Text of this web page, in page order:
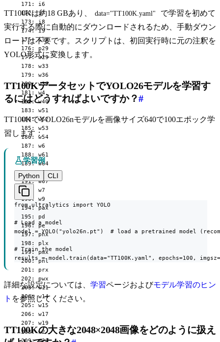
  171: i6
  172: i7
  173: i8
  174: i9
  175: ilx
  176: p29
  177: w29
  178: w33
  179: w36
  180: w39
  181: w4
  182: w40
  183: w51
  184: w52
  185: w53
  186: w54
  187: w6
  188: w61
  189: w64
  190: w65
  191: w67
  192: w7
  193: w9
  194: pax
  195: pd
  196: pe
  197: phx
  198: plx
  199: pmx
  200: pnl
  201: prx
  202: pwx
  203: w11
  204: w14
  205: w15
  206: w17
  207: w19
  208: w2
  209: w23
TT100Kは約18 GBあり、 data="TT100K.yaml"
で学習を初めて
実行する際に自動的にダウンロードされるため、手動ダウン
ロードは不要です。スクリプトは、初回実行時に元の注釈を
YOLO形式に変換します。
TT100KデータセットでYOLO26モデルを学習す
るにはどうすればよいですか？#
TT100KでYOLO26nモデルを画像サイズ640で100エポック学
習します：
学習例
Python
CLI
from ultralytics import YOLO
# Load a model
model = YOLO("yolo26n.pt")  # load a pretrained model
# Train the model
results = model.train(data="TT100K.yaml", epochs=100,
詳細な設定については、 学習ページおよびモデル学習のヒン
ト を参照してください。
TT100Kの大きな2048×2048画像をどのように扱え